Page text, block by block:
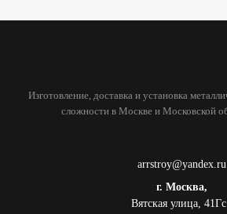
Изготовление, доставка и установка
сложности в Москве и Московской
arrstroy@yandex.ru
г. Москва,
Вятская улица,